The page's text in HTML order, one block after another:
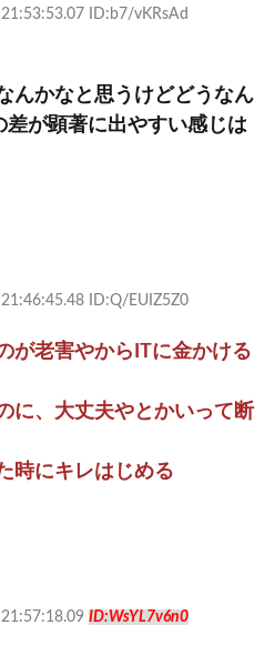
ID:b7/vKRsAd
んかなと思うけどどうなん
が顕著に出やすい感じは
ID:Q/EUIZ5Z0
が老害やからITに金かける
に、大丈夫やとかいって断
時にキレはじめる
ID:WsYL7v6n0